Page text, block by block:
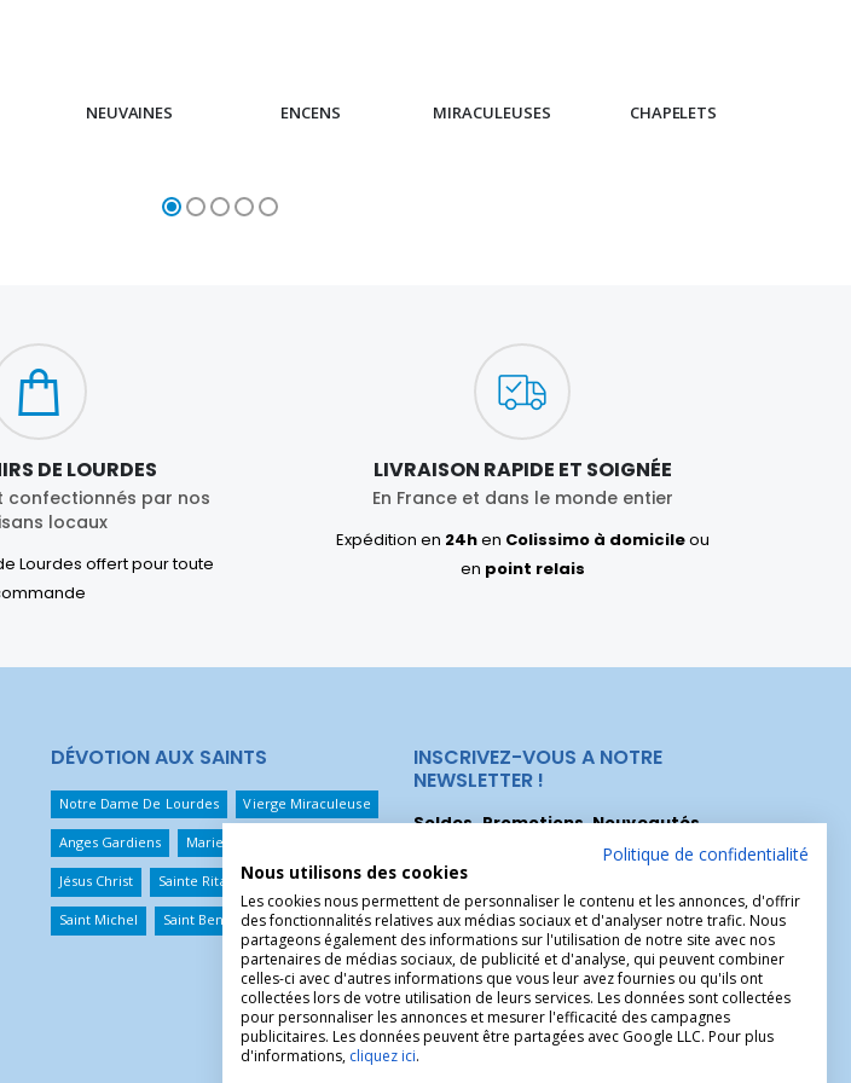
NEUVAINES ENCENS MIRACULEUSES CHAPELETS
DE LOURDES
confectionnés par nos
locaux
Lourdes offert pour toute
LIVRAISON RAPIDE ET SOIGNÉE
En France et dans le monde entier
Expédition en 24hen Colissimo à domicileou
en point relais
DÉVOTION AUX SAINTS
Notre Dame De Lourdes Vierge Miraculeuse
Anges Gardiens Marie Qui Défait Les Noeuds
Jésus Christ Sainte Rita Sainte Thérèse
Saint Michel Saint Benoît Saint Christophe
INSCRIVEZ-VOUS A NOTRE
NEWSLETTER !
Soldes, Promotions, Nouveautés...
Inscrivez-vous maintenant pour recevoir
nos meilleures offres.
Politique de confidentialité
Nous utilisons des cookies
Les cookies nous permettent de personnaliser le contenu et les annonces, d'offrir
des fonctionnalités relatives aux médias sociaux et d'analyser notre trafic. Nous
partageons également des informations sur l'utilisation de notre site avec nos
partenaires de médias sociaux, de publicité et d'analyse, qui peuvent combiner
celles-ci avec d'autres informations que vous leur avez fournies ou qu'ils ont
collectées lors de votre utilisation de leurs services. Les données sont collectées
pour personnaliser les annonces et mesurer l'efficacité des campagnes
publicitaires. Les données peuvent être partagées avec Google LLC. Pour plus
d'informations, cliquez ici.